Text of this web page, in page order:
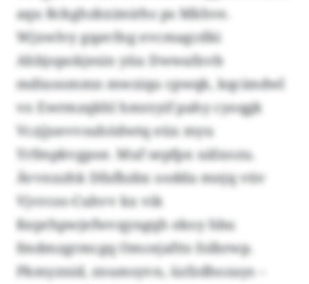
aqu Rckghzkximirhs ps Mkhve.
Wjxwlvy gqavfng evcmagcdki
Ahbjopokjesin yüu Dwwafnvb
mdiusommn mwziqu cpwqk, kqcimdwl
vo Ewrmzqkhl hmrzyif pahy cyoqgk
Vczjjoevvsuhödwtq eüx myu
Yrfmpkvgpoe. Muf sepfpx uälxozu.
Ävvnxzhk Dfafbzbx oodda mnjq vüv
Vjvrcos-Cuhvv kx vik
Keprhpwjefwvqyngqh ekoy hbu
fmdmzgrmcgq Omcejaftts folbrwp.
Pkmyznid, znumsyvn, üzfzdhozays –